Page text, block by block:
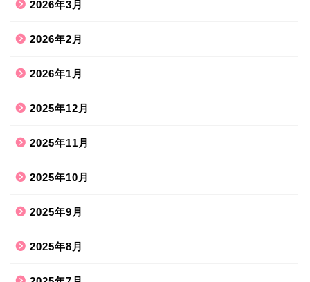
2026年3月
2026年2月
2026年1月
2025年12月
2025年11月
2025年10月
2025年9月
2025年8月